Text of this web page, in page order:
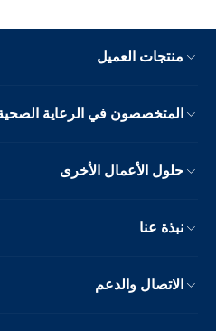
منتجات العميل
المتخصصون في الرعاية الصحية
حلول الأعمال الأخرى
نبذة عنا
الاتصال والدعم